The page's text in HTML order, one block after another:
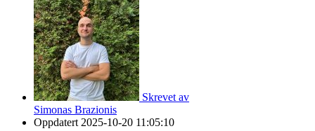
Skrevet av
Simonas Brazionis
Oppdatert 2025-10-20 11:05:10